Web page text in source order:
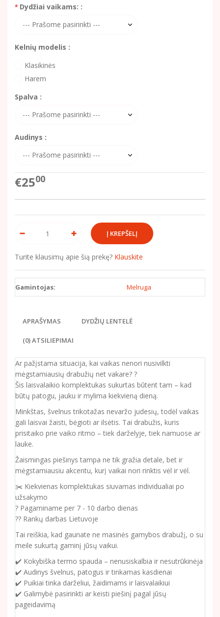
Dydžiai vaikams: :
Kelnių modelis :
Klasikinės
Harem
Spalva :
Audinys :
€2500
Turite klausimų apie šią prekę? Klauskite
Gamintojas: Melruga
APRAŠYMAS DYDŽIŲ LENTELĖ
(0) ATSILIEPIMAI
Ar pažįstama situacija, kai vaikas nenori nusivilkti
mėgstamiausių drabužių net vakare? ?
Šis laisvalaikio komplektukas sukurtas būtent tam – kad
būtų patogu, jauku ir mylima kiekvieną dieną.
Minkštas, švelnus trikotažas nevaržo judesių, todėl vaikas
gali laisvai žaisti, bėgioti ar ilsėtis. Tai drabužis, kuris
prisitaiko prie vaiko ritmo – tiek darželyje, tiek namuose ar
lauke.
Žaismingas piešinys tampa ne tik gražia detale, bet ir
mėgstamiausiu akcentu, kurį vaikai nori rinktis vėl ir vėl.
✂️ Kiekvienas komplektukas siuvamas individualiai po
užsakymo
? Pagaminame per 7 - 10 darbo dienas
?? Rankų darbas Lietuvoje
Tai reiškia, kad gaunate ne masinės gamybos drabužį, o su
meile sukurtą gaminį jūsų vaikui.
✔️ Kokybiška termo spauda – nenusiskalbia ir nesutrūkinėja
✔️ Audinys švelnus, patogus ir tinkamas kasdienai
✔️ Puikiai tinka darželiui, žaidimams ir laisvalaikiui
✔️ Galimybė pasirinkti ar keisti piešinį pagal jūsų
pageidavimą